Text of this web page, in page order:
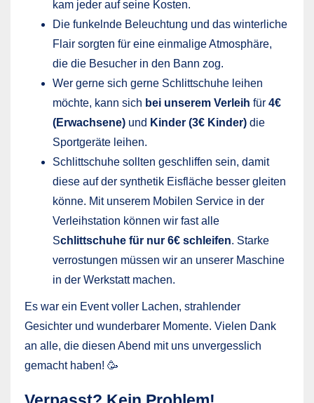
kam jeder auf seine Kosten.
Die funkelnde Beleuchtung und das winterliche
Flair sorgten für eine einmalige Atmosphäre,
die die Besucher in den Bann zog.
Wer gerne sich gerne Schlittschuhe leihen
möchte, kann sich bei unserem Verleih für 4€
(Erwachsene) und Kinder (3€ Kinder) die
Sportgeräte leihen.
Schlittschuhe sollten geschliffen sein, damit
diese auf der synthetik Eisfläche besser gleiten
könne. Mit unserem Mobilen Service in der
Verleihstation können wir fast alle
Schlittschuhe für nur 6€ schleifen. Starke
verrostungen müssen wir an unserer Maschine
in der Werkstatt machen.
Es war ein Event voller Lachen, strahlender
Gesichter und wunderbarer Momente. Vielen Dank
an alle, die diesen Abend mit uns unvergesslich
gemacht haben! 🥳